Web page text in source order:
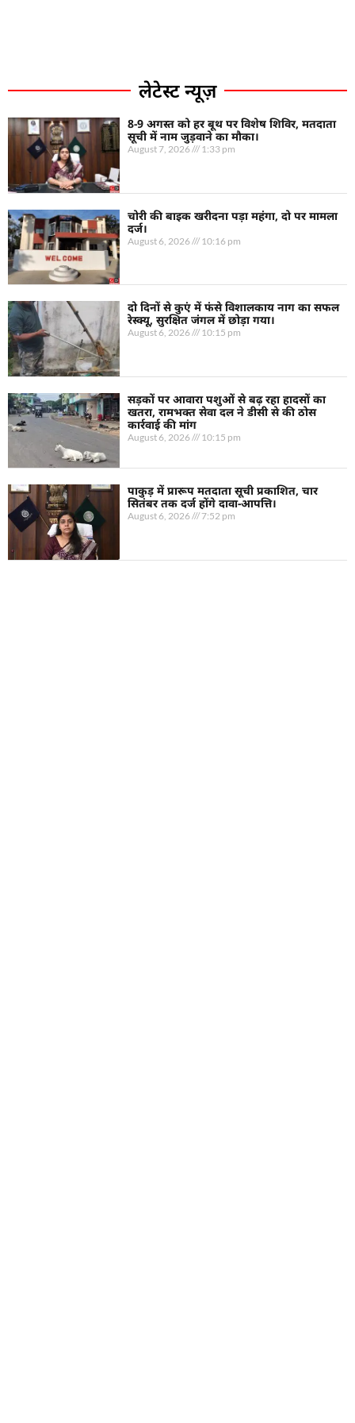
लेटेस्ट न्यूज़
8-9 अगस्त को हर बूथ पर विशेष शिविर, मतदाता
सूची में नाम जुड़वाने का मौका।
August 7, 2026 1:33 pm
चोरी की बाइक खरीदना पड़ा महंगा, दो पर मामला
दर्ज।
August 6, 2026 10:16 pm
दो दिनों से कुएं में फंसे विशालकाय नाग का सफल
रेस्क्यू, सुरक्षित जंगल में छोड़ा गया।
August 6, 2026 10:15 pm
सड़कों पर आवारा पशुओं से बढ़ रहा हादसों का
खतरा, रामभक्त सेवा दल ने डीसी से की ठोस
कार्रवाई की मांग
August 6, 2026 10:15 pm
पाकुड़ में प्रारूप मतदाता सूची प्रकाशित, चार
सितंबर तक दर्ज होंगे दावा-आपत्ति।
August 6, 2026 7:52 pm